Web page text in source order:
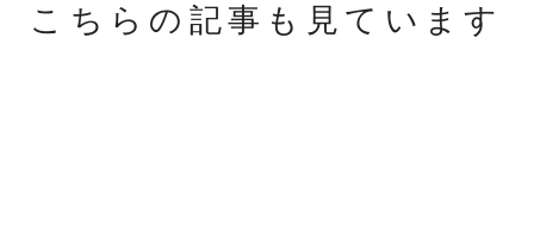
こちらの記事も見ています